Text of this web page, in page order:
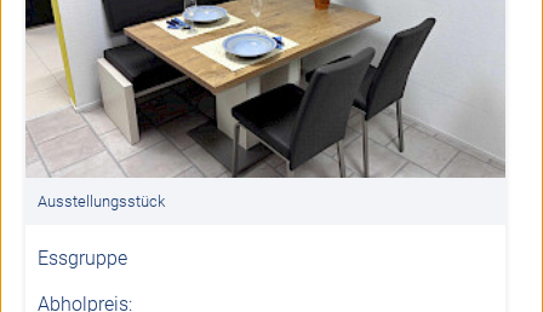
Ausstellungsstück
Essgruppe
Abholpreis: